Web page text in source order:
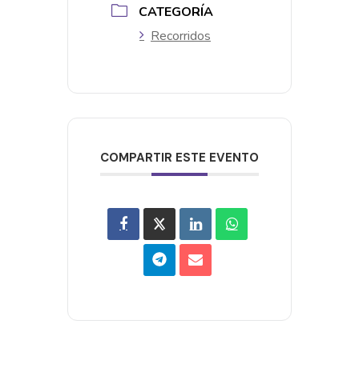
CATEGORÍA
Recorridos
COMPARTIR ESTE EVENTO